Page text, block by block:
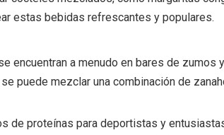
estas bebidas refrescantes y populares.
encuentran a menudo en bares de zumos
puede mezclar una combinación de
de proteínas para deportistas y